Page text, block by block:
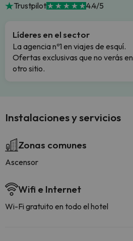
Trustpilot 4.4/5
Líderes en el sector
La agencia nº1 en viajes de esquí.
Ofertas exclusivas que no verás en
otro sitio.
Instalaciones y servicios
Zonas comunes
Ascensor
Wifi e Internet
Wi-Fi gratuito en todo el hotel